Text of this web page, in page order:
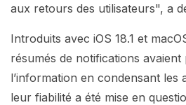
aux retours des utilisateurs", a
Introduits avec iOS 18.1 et
résumés de notifications
l’information en condensant les
leur fiabilité a été mise en